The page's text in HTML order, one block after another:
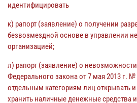
идентифицировать
к) рапорт (заявление) о получении
безвозмездной основе в управлении
организацией;
л) рапорт (заявление) о
Федерального закона от 7 мая 2013 г. №
отдельным категориям лиц открывать
хранить наличные денежные средства